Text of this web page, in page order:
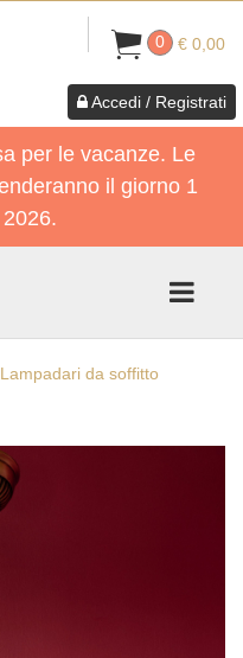
0 € 0,00
Accedi / Registrati
per le vacanze. Le
il giorno 1
Lampadari da soffitto